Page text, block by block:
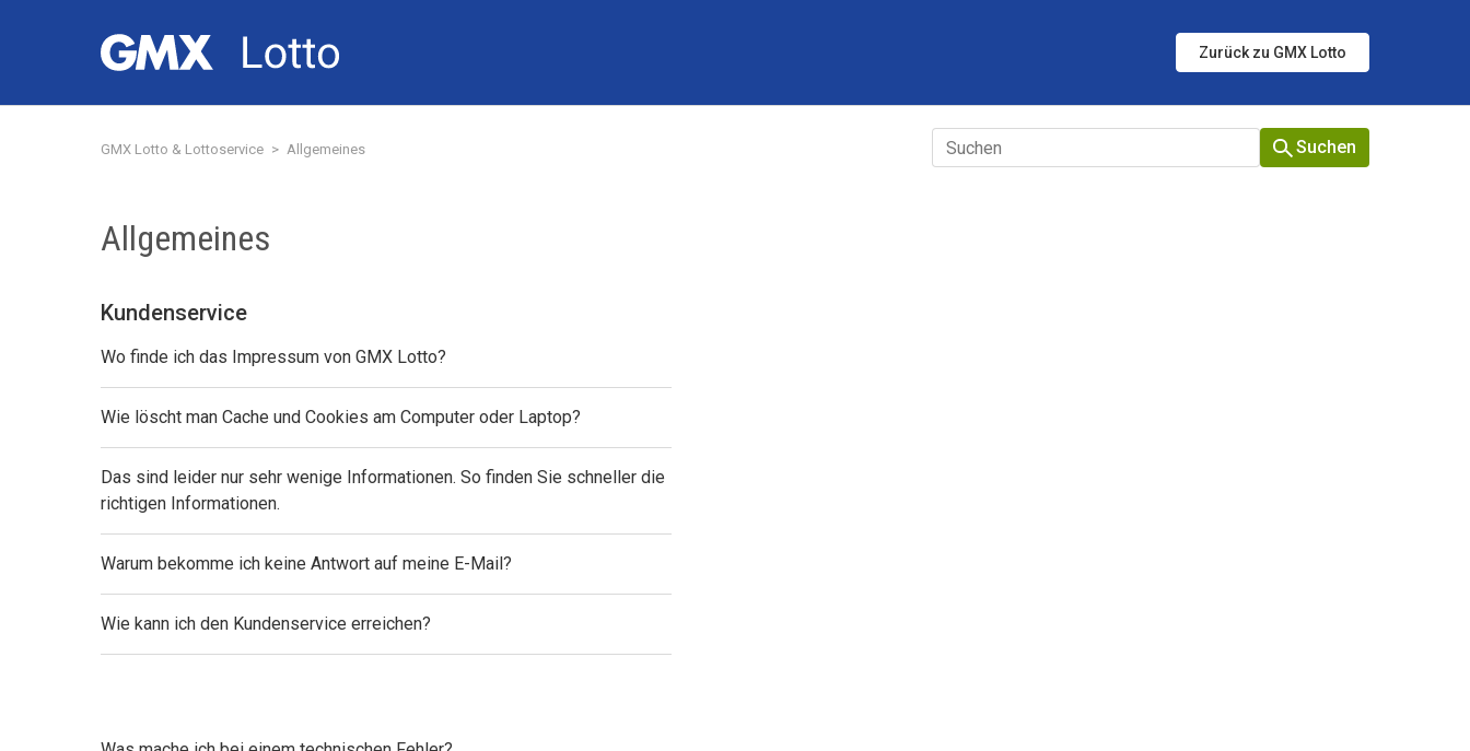
Zurück zu GMX Lotto
GMX Lotto & Lottoservice Allgemeines Suchen
Allgemeines
Kundenservice
Wo finde ich das Impressum von GMX Lotto?
Wie löscht man Cache und Cookies am Computer oder Laptop?
Das sind leider nur sehr wenige Informationen. So finden Sie schneller die
richtigen Informationen.
Warum bekomme ich keine Antwort auf meine E-Mail?
Wie kann ich den Kundenservice erreichen?